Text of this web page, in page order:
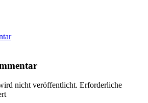
nicht veröffentlicht. Erforderliche